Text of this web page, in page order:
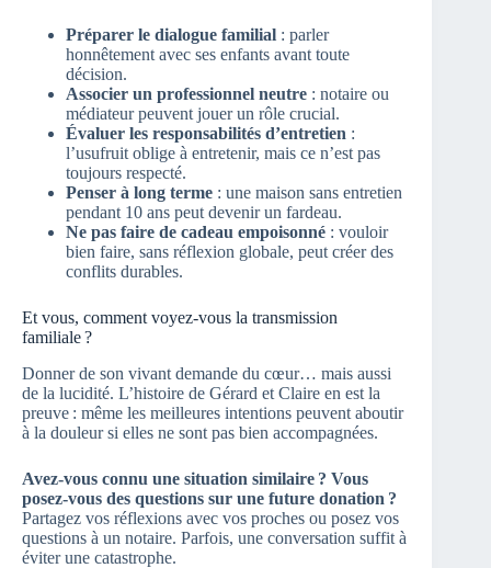
Préparer le dialogue familial : parler
honnêtement avec ses enfants avant toute
décision.
Associer un professionnel neutre : notaire ou
médiateur peuvent jouer un rôle crucial.
Évaluer les responsabilités d’entretien :
l’usufruit oblige à entretenir, mais ce n’est pas
toujours respecté.
Penser à long terme : une maison sans entretien
pendant 10 ans peut devenir un fardeau.
Ne pas faire de cadeau empoisonné : vouloir
bien faire, sans réflexion globale, peut créer des
conflits durables.
Et vous, comment voyez-vous la transmission
familiale ?
Donner de son vivant demande du cœur… mais aussi
de la lucidité. L’histoire de Gérard et Claire en est la
preuve : même les meilleures intentions peuvent aboutir
à la douleur si elles ne sont pas bien accompagnées.
Avez-vous connu une situation similaire ? Vous
posez-vous des questions sur une future donation ?
Partagez vos réflexions avec vos proches ou posez vos
questions à un notaire. Parfois, une conversation suffit à
éviter une catastrophe.